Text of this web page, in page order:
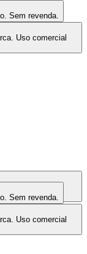
Sem revenda.
Uso comercial
Sem revenda.
Uso comercial